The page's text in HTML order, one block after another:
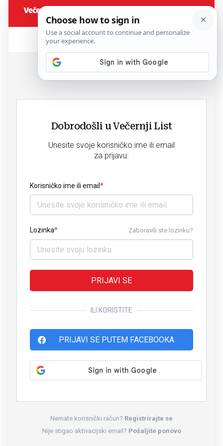
Dobrodošli u Večernji List
Unesite svoje korisničko ime ili email
za prijavu.
Korisničko ime ili email
Lozinka Zaboravili ste lozinku?
PRIJAVI SE
ILI KORISTITE
PRIJAVI SE PUTEM FACEBOOKA
Nemate korisnički račun? Registrirajte se
Nije stigao aktivacijski email? Pošaljite ponovo